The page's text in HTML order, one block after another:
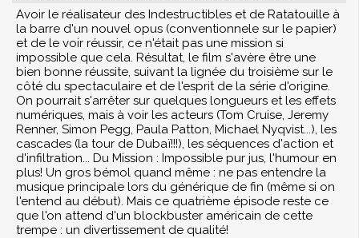
Avoir le réalisateur des Indestructibles et de Ratatouille à
la barre d'un nouvel opus (conventionnele sur le papier)
et de le voir réussir, ce n'était pas une mission si
impossible que cela. Résultat, le film s'avère être une
bien bonne réussite, suivant la lignée du troisième sur le
côté du spectaculaire et de l'esprit de la série d'origine.
On pourrait s'arrêter sur quelques longueurs et les effets
numériques, mais à voir les acteurs (Tom Cruise, Jeremy
Renner, Simon Pegg, Paula Patton, Michael Nyqvist...), les
cascades (la tour de Dubaï!!!), les séquences d'action et
d'infiltration... Du Mission : Impossible pur jus, l'humour en
plus! Un gros bémol quand même : ne pas entendre la
musique principale lors du générique de fin (même si on
l'entend au début). Mais ce quatrième épisode reste ce
que l'on attend d'un blockbuster américain de cette
trempe : un divertissement de qualité!